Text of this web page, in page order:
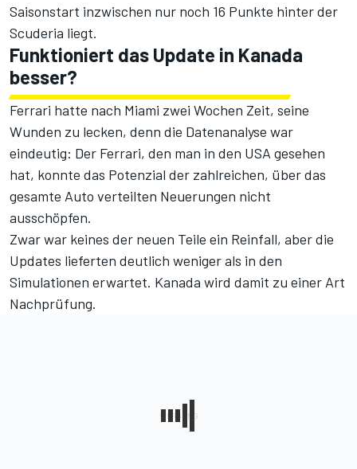
Saisonstart inzwischen nur noch 16 Punkte hinter der
Scuderia liegt.
Funktioniert das Update in Kanada
besser?
Ferrari hatte nach Miami zwei Wochen Zeit, seine
Wunden zu lecken, denn die Datenanalyse war
eindeutig: Der Ferrari, den man in den USA gesehen
hat, konnte das Potenzial der zahlreichen, über das
gesamte Auto verteilten Neuerungen nicht
ausschöpfen.
Zwar war keines der neuen Teile ein Reinfall, aber die
Updates lieferten deutlich weniger als in den
Simulationen erwartet. Kanada wird damit zu einer Art
Nachprüfung.